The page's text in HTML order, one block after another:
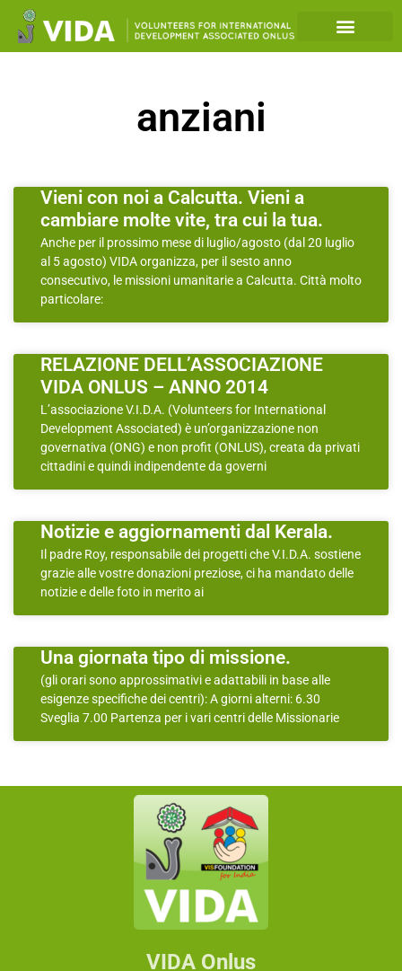
anziani
Vieni con noi a Calcutta. Vieni a
cambiare molte vite, tra cui la tua.
Anche per il prossimo mese di luglio/agosto (dal 20 luglio
al 5 agosto) VIDA organizza, per il sesto anno
consecutivo, le missioni umanitarie a Calcutta. Città molto
particolare:
RELAZIONE DELL’ASSOCIAZIONE
VIDA ONLUS – ANNO 2014
L’associazione V.I.D.A. (Volunteers for International
Development Associated) è un’organizzazione non
governativa (ONG) e non profit (ONLUS), creata da privati
cittadini e quindi indipendente da governi
Notizie e aggiornamenti dal Kerala.
Il padre Roy, responsabile dei progetti che V.I.D.A. sostiene
grazie alle vostre donazioni preziose, ci ha mandato delle
notizie e delle foto in merito ai
Una giornata tipo di missione.
(gli orari sono approssimativi e adattabili in base alle
esigenze specifiche dei centri): A giorni alterni: 6.30
Sveglia 7.00 Partenza per i vari centri delle Missionarie
VIDA Onlus